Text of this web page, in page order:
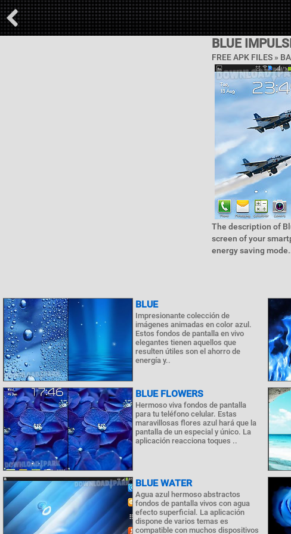
BLUE
FREE APK FILES »
The description of
screen of your
energy saving
BLUE
Impresionante colección de
imágenes animadas en color azul.
Estos fondos de pantalla en vivo
elegantes tienen aquellos que
resulten útiles son el ahorro de
energía y..
BLUE FLOWERS
Hermoso viva fondos de pantalla
para tu teléfono celular. Estas
maravillosas flores azul hará que la
pantalla de un especial y único. La
aplicación reacciona toques ..
BLUE WATER
Agua azul hermoso abstractos
fondos de pantalla vivos con agua
efecto superficial. La aplicación
dispone de varios temas es
compatible con muchos dispositivos